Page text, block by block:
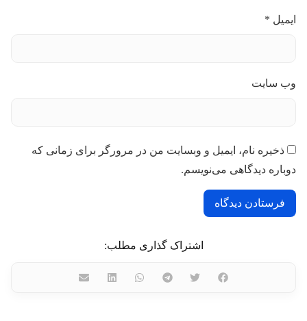
ایمیل *
وب‌ سایت
ذخیره نام، ایمیل و وبسایت من در مرورگر برای زمانی که
دوباره دیدگاهی می‌نویسم.
اشتراک گذاری مطلب: